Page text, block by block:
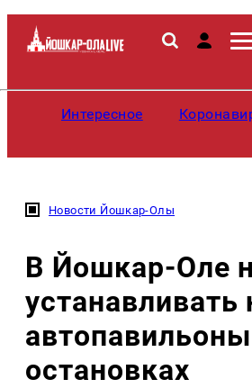
Интересное
Новости Йошкар-Олы
В Йошкар-Оле
остановках